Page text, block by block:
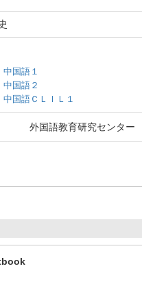
中国語１
中国語２
中国語ＣＬＩＬ１
外国語教育研究センター